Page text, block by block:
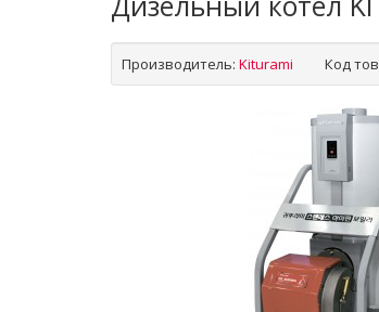
Производитель: Kiturami Код